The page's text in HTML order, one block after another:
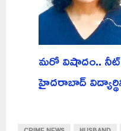
మరో విషాదం.. నీట్
హైదరాబాద్